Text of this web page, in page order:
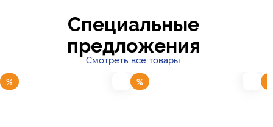
Специальные
предложения
Смотреть все товары
% %